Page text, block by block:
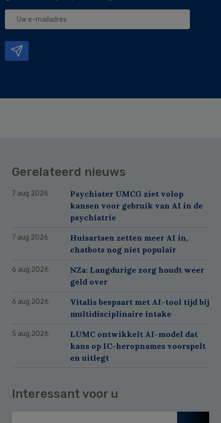
Uw
Gerelateerd nieuws
7 aug 2026
Psychiater UMCG ziet volop
kansen voor gebruik van AI in de
psychiatrie
7 aug 2026
Huisartsen zetten meer AI in,
chatbots nog niet populair
6 aug 2026
NZa: Langdurige zorg houdt weer
geld over
6 aug 2026
Vitalis bespaart met AI-tool tijd bij
multidisciplinaire intake
5 aug 2026
LUMC ontwikkelt AI-model dat
kans op IC-heropnames voorspelt
en uitlegt
Interessant voor u